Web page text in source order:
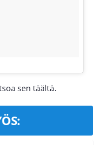
sen täältä.